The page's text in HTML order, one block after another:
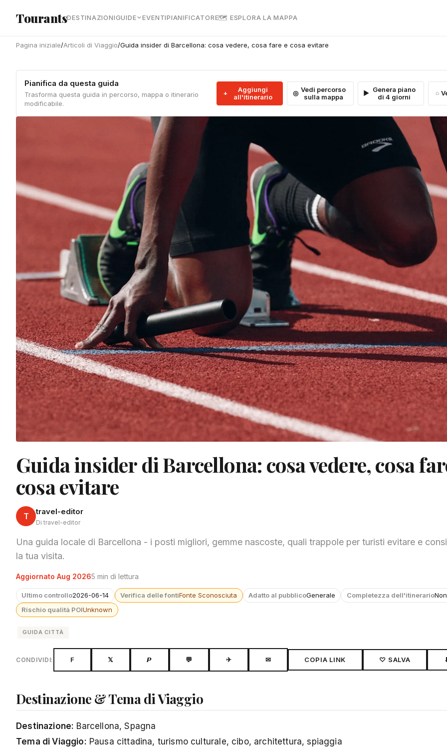
TourantsDESTINAZIONIGUIDE EVENTIPIANIFICATORE🗺 ESPLORA LA MAPPA
Pagina iniziale/Articoli di Viaggio/Guida insider di Barcellona: cosa vedere, cosa fare e cosa evitare
Pianifica da questa guida
Trasforma questa guida in percorso, mappa o itinerario
modificabile.
Aggiungi
all'itinerario
Vedi percorso
sulla mappa
Genera piano
di 4 giorni
Guida insider di Barcellona: cosa vedere, cosa
cosa evitare
T travel-editor
Di travel-editor
Una guida locale di Barcellona - i posti migliori, gemme nascoste, quali trappole per turisti evitare e
la tua visita.
Aggiornato Aug 20265 min di lettura
Ultimo controllo2026-06-14 Verifica delle fontiFonte Sconosciuta Adatto al pubblicoGenerale Completezza dell'itinerario
Rischio qualità POIUnknown
GUIDA CITTÀ
CONDIVIDI: F 𝕏 𝙋 💬 ✈ ✉ COPIA LINK ♡ SALVA
Destinazione & Tema di Viaggio
Destinazione: Barcellona, Spagna
Tema di Viaggio: Pausa cittadina, turismo culturale, cibo, architettura, spiaggia